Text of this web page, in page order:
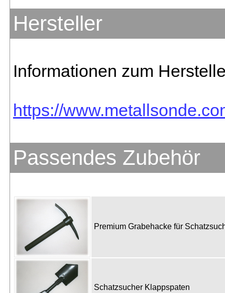
Hersteller
Informationen zum
https://
Passendes Zubehör
Premium Grabehacke für
Schatzsucher Klappspaten